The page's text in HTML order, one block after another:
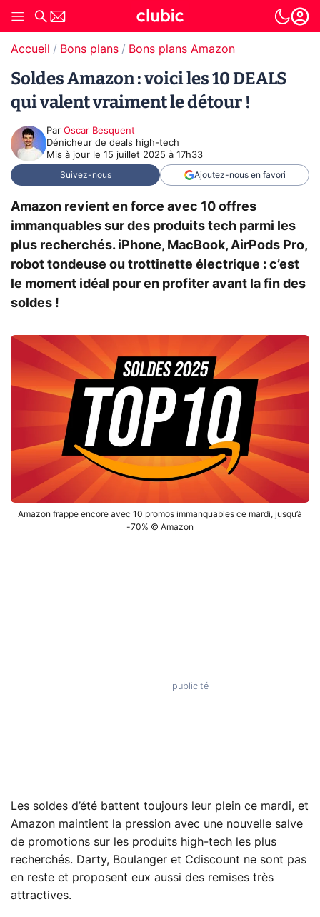
Accueil Bons plans Bons plans Amazon
Soldes Amazon : voici les 10 DEALS
qui valent vraiment le détour !
Par Oscar Besquent
Dénicheur de deals high-tech
Mis à jour le 15 juillet 2025 à 17h33
Suivez-nous Ajoutez-nous en favori
Amazon revient en force avec 10 offres
immanquables sur des produits tech parmi les
plus recherchés. iPhone, MacBook, AirPods Pro,
robot tondeuse ou trottinette électrique : c’est
le moment idéal pour en profiter avant la fin des
soldes !
Amazon frappe encore avec 10 promos immanquables ce mardi, jusqu’à
-70% © Amazon
Les soldes d’été battent toujours leur plein ce mardi, et
Amazon maintient la pression avec une nouvelle salve
de promotions sur les produits high-tech les plus
recherchés. Darty, Boulanger et Cdiscount ne sont pas
en reste et proposent eux aussi des remises très
attractives.